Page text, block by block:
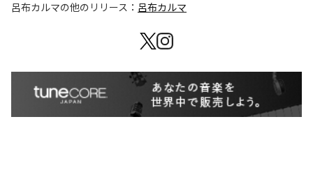
呂布カルマの他のリリース： 呂布カルマ